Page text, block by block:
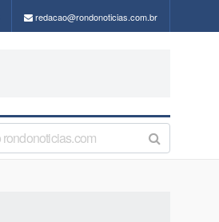
redacao@rondonoticias.com.br